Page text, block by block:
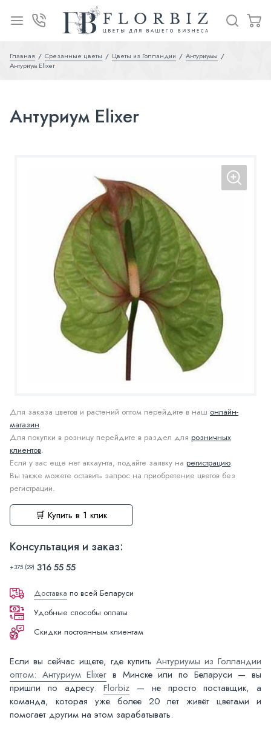
Главная Срезанные цветы Цветы из Голландии
Антуриумы
Антуриум Elixer
Антуриум Elixer
Для заказа цветов и растений оптом перейдите в наш онлайн-
магазин.
Для покупки в розницу перейдите в раздел для розничных
клиентов.
Если у вас еще нет аккаунта, подайте заявку на регистрацию.
Вы также можете оставить запрос на приобретение цветов без
регистрации.
🛒 Купить в 1 клик
Консультация и заказ:
+375 (29) 316 55 55
Доставка по всей Беларуси
Удобные способы оплаты
Скидки постоянным клиентам
Если вы сейчас ищете, где купить Антуриумы из Голландии
оптом: Антуриум Elixer в Минске или по Беларуси — вы
пришли по адресу.Florbiz — не просто поставщик, а
команда, которая уже более 20 лет живёт цветами и
помогает другим на этом зарабатывать.